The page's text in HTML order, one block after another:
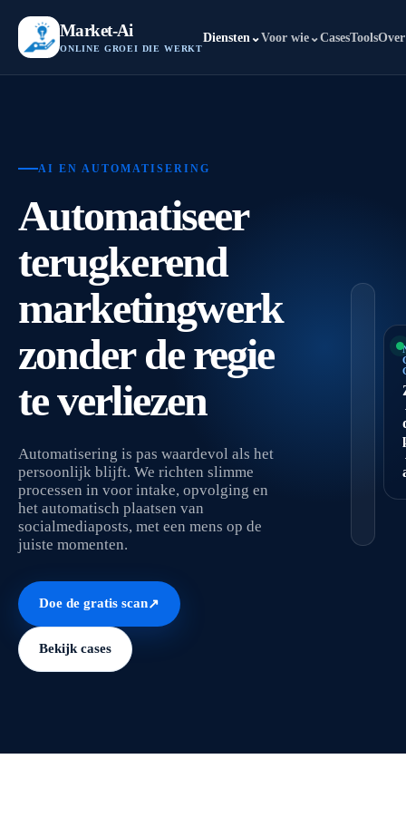
Market-Ai
ONLINE GROEI DIE WERKT
Diensten ⌄Voor wie⌄CasesTools
AI EN AUTOMATISERING
Automatiseer
terugkerend
marketingwerk
zonder de regie
te verliezen
Automatisering is pas waardevol als het
persoonlijk blijft. We richten slimme
processen in voor intake, opvolging en
het automatisch plaatsen van
socialmediaposts, met een mens op de
juiste momenten.
Doe de gratis scan↗
Bekijk cases